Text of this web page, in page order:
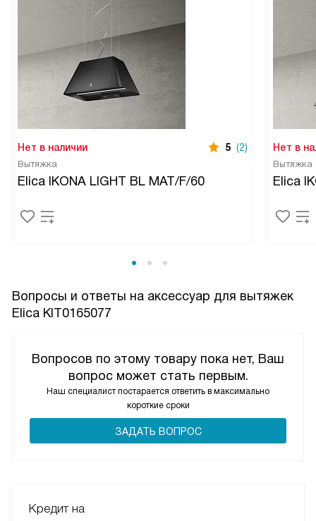
Нет в наличии 5 (2)
Вытяжка
Elica IKONA LIGHT BL MAT/F/60
Нет в
Вытяжка
Elica
Вопросы и ответы на аксессуар для вытяжек
Elica KIT0165077
Вопросов по этому товару пока нет, Ваш
вопрос может стать первым.
Наш специалист постарается ответить в максимально
короткие сроки
ЗАДАТЬ ВОПРОС
Кредит на